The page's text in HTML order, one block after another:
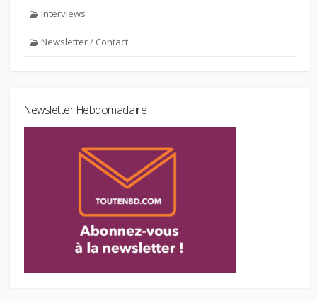
Interviews
Newsletter / Contact
Newsletter Hebdomadaire